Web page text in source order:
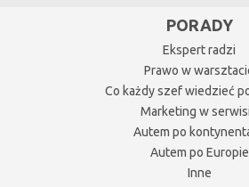
PORADY
Ekspert radzi
Prawo w
Co każdy szef wiedzieć
Marketing w
Autem po
Autem po Europie
Inne